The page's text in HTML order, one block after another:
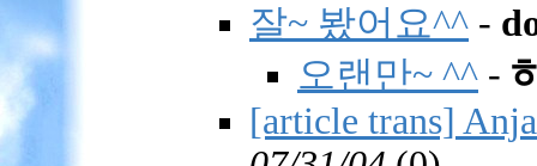
잘~ 봤어요^^ -
오랜만~ ^^ -
[article trans]